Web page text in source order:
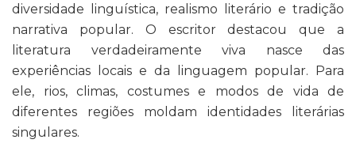
diversidade linguística, realismo literário e tradição
narrativa popular. O escritor destacou que a
literatura verdadeiramente viva nasce das
experiências locais e da linguagem popular. Para
ele, rios, climas, costumes e modos de vida de
diferentes regiões moldam identidades literárias
singulares.